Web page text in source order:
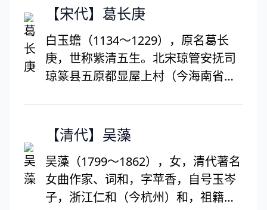
统的文学批评专论作品。去世后庙号
高祖（《资治通鉴》作世祖），谥为
文皇定，葬于首阳陵。
场合与作品中反复强调、自陈：“老夫
先生”、“吾漆园家学”。自觉继承道家
学派的思想文化。他对老庄的“道法自
然”、“无为而治”、“泰初有无”、“隐而
【宋代】葛长庚
白玉蟾（1134～1229），原名葛长
庚，世称紫清五生。北宋琼管安抚司
琼篆县五原都显屋上村（今海南省琼
长竹石、人物，所画梅竹、人物形象
其七绝诗《早春》被收入传统蒙学经
典《千家诗》。所著《道德宝章》
（又称《老子注》），文简辞古，玄
【清代】吴藻
吴藻（1799～1862），女，清代著名
女曲作家、词和，字苹香，自号玉岑
子，浙江仁和（今杭州）和，祖籍安